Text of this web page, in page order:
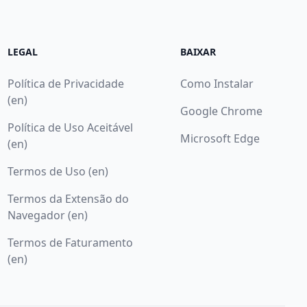
LEGAL
Política de Privacidade
(en)
Política de Uso Aceitável
(en)
Termos de Uso (en)
Termos da Extensão do
Navegador (en)
Termos de Faturamento
(en)
BAIXAR
Como Instalar
Google Chrome
Microsoft Edge